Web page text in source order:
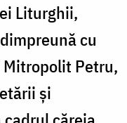
Liturghii,
cu
Petru,
și